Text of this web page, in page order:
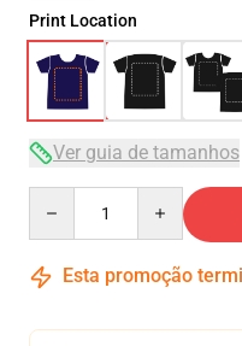
Print Location
Ver guia de tamanhos
Esta promoção